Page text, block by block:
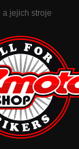
a jejich stroje